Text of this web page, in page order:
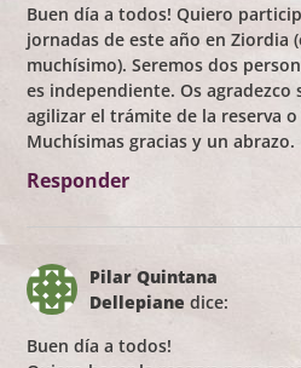
Buen día a todos! Quiero
jornadas de este año en Ziordia
muchísimo). Seremos dos
es independiente. Os agradezco
agilizar el trámite de la reserva
Muchísimas gracias y un abrazo.
Responder
Pilar Quintana
Dellepiane dice:
Buen día a todos!